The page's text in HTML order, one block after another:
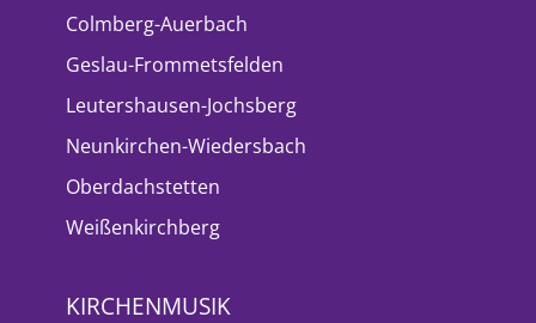
Colmberg-Auerbach
Geslau-Frommetsfelden
Leutershausen-Jochsberg
Neunkirchen-Wiedersbach
Oberdachstetten
Weißenkirchberg
KIRCHENMUSIK